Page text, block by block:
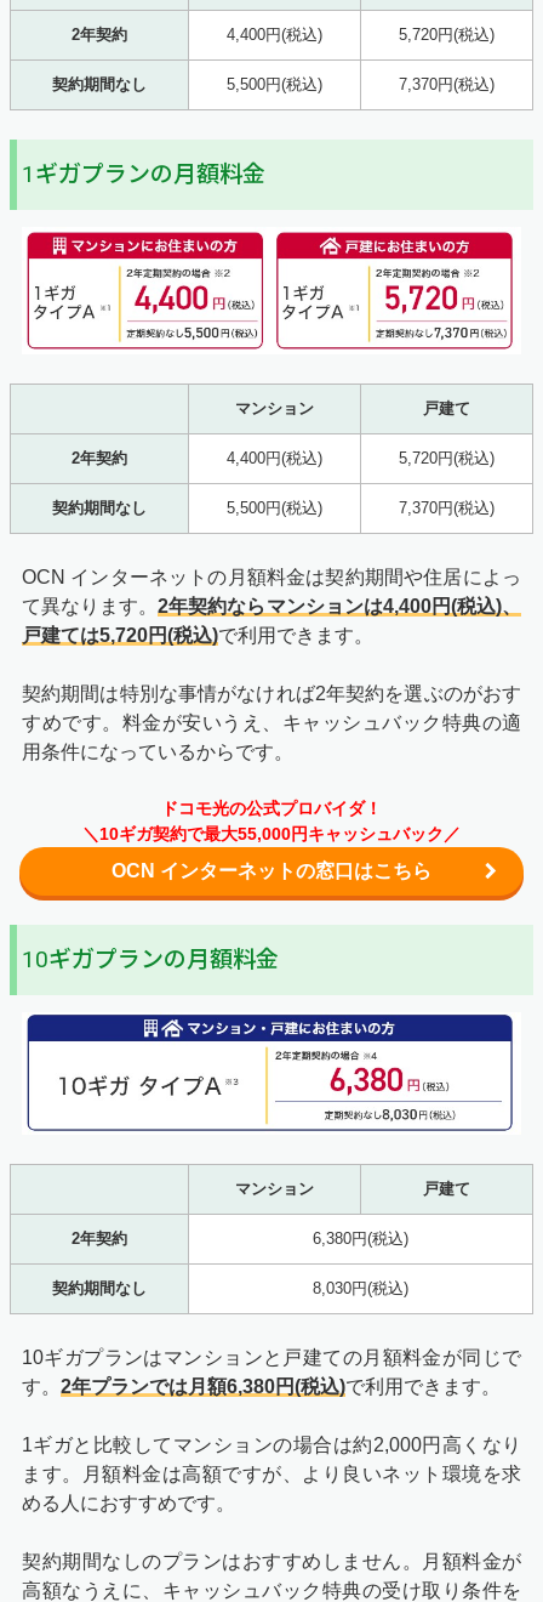
2年契約 4,400円(税込) 5,720円(税込)
契約期間なし 5,500円(税込) 7,370円(税込)
1ギガプランの月額料金
マンション 戸建て
2年契約 4,400円(税込) 5,720円(税込)
契約期間なし 5,500円(税込) 7,370円(税込)
OCN インターネットの月額料金は契約期間や住居によっ
て異なります。2年契約ならマンションは4,400円(税込)、
戸建ては5,720円(税込)で利用できます。
契約期間は特別な事情がなければ2年契約を選ぶのがおす
すめです。料金が安いうえ、キャッシュバック特典の適
用条件になっているからです。
ドコモ光の公式プロバイダ！
＼10ギガ契約で最大55,000円キャッシュバック／
OCN インターネットの窓口はこちら
10ギガプランの月額料金
マンション 戸建て
2年契約 6,380円(税込)
契約期間なし 8,030円(税込)
10ギガプランはマンションと戸建ての月額料金が同じで
す。 2年プランでは月額6,380円(税込)で利用できます。
1ギガと比較してマンションの場合は約2,000円高くなり
ます。月額料金は高額ですが、より良いネット環境を求
める人におすすめです。
契約期間なしのプランはおすすめしません。月額料金が
高額なうえに、キャッシュバック特典の受け取り条件を